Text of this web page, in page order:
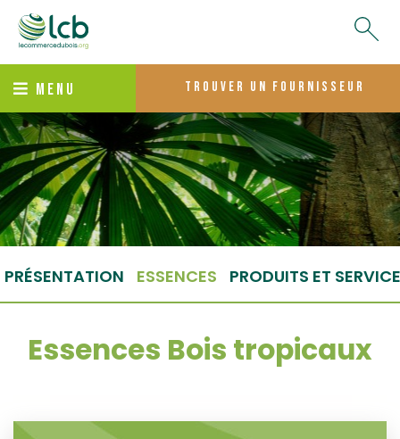
MENU trouver un fournisseur
PRÉSENTATION ESSENCES PRODUITS ET
Essences Bois tropicaux